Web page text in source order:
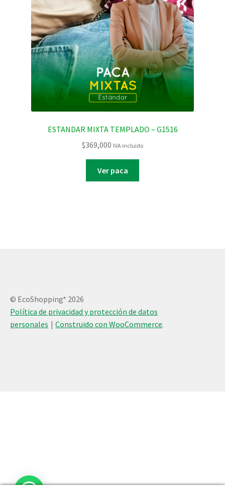
ESTANDAR MIXTA TEMPLADO – G1516
$369,000 IVA incluido
Ver paca
© EcoShopping* 2026
Política de privacidad y protección de datos
personales
Construido con WooCommerce.